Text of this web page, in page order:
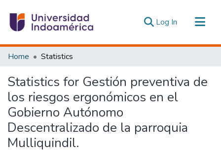
Log In (current)
Communities & Collections
Estadísticas Externas
Home Statistics
Statistics for Gestión preventiva de
los riesgos ergonómicos en el
Gobierno Autónomo
Descentralizado de la parroquia
Mulliquindil.